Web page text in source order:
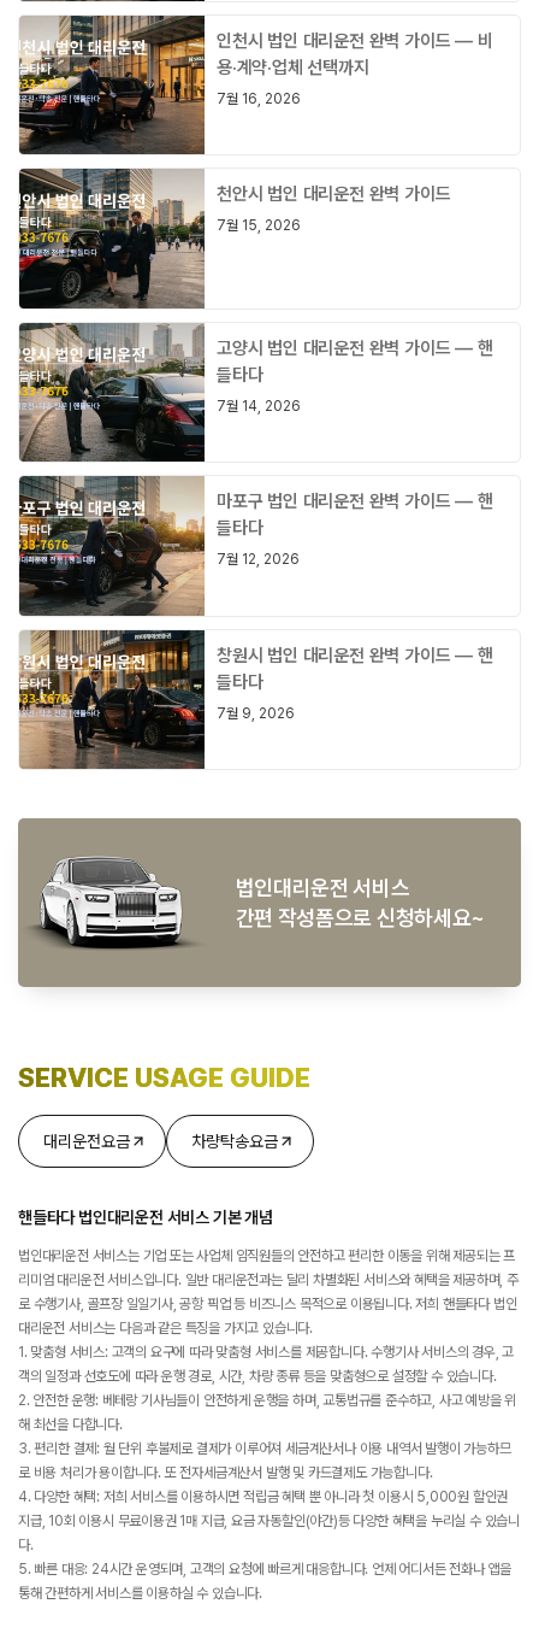
인천시 법인 대리운전 완벽 가이드 — 비
용·계약·업체 선택까지
7월 16, 2026
천안시 법인 대리운전 완벽 가이드
7월 15, 2026
고양시 법인 대리운전 완벽 가이드 — 핸
들타다
7월 14, 2026
마포구 법인 대리운전 완벽 가이드 — 핸
들타다
7월 12, 2026
창원시 법인 대리운전 완벽 가이드 — 핸
들타다
7월 9, 2026
법인대리운전 서비스
간편 작성폼으로 신청하세요~
SERVICE USAGE GUIDE
대리운전요금 차량탁송요금
핸들타다 법인대리운전 서비스 기본 개념
법인대리운전 서비스는 기업 또는 사업체 임직원들의 안전하고 편리한 이동을 위해 제공되는 프
리미엄 대리운전 서비스입니다. 일반 대리운전과는 달리 차별화된 서비스와 혜택을 제공하며, 주
로 수행기사, 골프장 일일기사, 공항 픽업 등 비즈니스 목적으로 이용됩니다. 저희 핸들타다 법인
대리운전 서비스는 다음과 같은 특징을 가지고 있습니다.
1. 맞춤형 서비스: 고객의 요구에 따라 맞춤형 서비스를 제공합니다. 수행기사 서비스의 경우, 고
객의 일정과 선호도에 따라 운행 경로, 시간, 차량 종류 등을 맞춤형으로 설정할 수 있습니다.
2. 안전한 운행: 베테랑 기사님들이 안전하게 운행을 하며, 교통법규를 준수하고, 사고 예방을 위
해 최선을 다합니다.
3. 편리한 결제: 월 단위 후불제로 결제가 이루어져 세금계산서나 이용 내역서 발행이 가능하므
로 비용 처리가 용이합니다. 또 전자세금계산서 발행 및 카드결제도 가능합니다.
4. 다양한 혜택: 저희 서비스를 이용하시면 적립금 혜택 뿐 아니라 첫 이용시 5,000원 할인권
지급, 10회 이용시 무료이용권 1매 지급, 요금 자동할인(야간)등 다양한 혜택을 누리실 수 있습니
다.
5. 빠른 대응: 24시간 운영되며, 고객의 요청에 빠르게 대응합니다. 언제 어디서든 전화나 앱을
통해 간편하게 서비스를 이용하실 수 있습니다.